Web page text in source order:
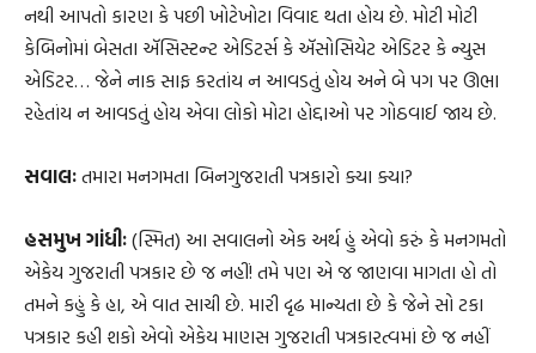
નથી આપતો કારણ કે પછી ખોટેખોટા વિવાદ થતા હોય છે. મોટી મોટી
કેબિનોમાં બેસતા ઍસિસ્ટન્ટ એડિટર્સ કે ઍસોસિયેટ એડિટર કે ન્યુસ
એડિટર… જેને નાક સાફ કરતાંય ન આવડતું હોય અને બે પગ પર ઊભા
રહેતાંય ન આવડતું હોય એવા લોકો મોટા હોદ્દાઓ પર ગોઠવાઈ જાય છે.
સવાલઃતમારા મનગમતા બિનગુજરાતી પત્રકારો ક્યા ક્યા?
હસમુખ ગાંધીઃ(સ્મિત) આ સવાલનો એક અર્થ હું એવો કરું કે મનગમતો
એકેય ગુજરાતી પત્રકાર છે જ નહીં! તમે પણ એ જ જાણવા માગતા હો તો
તમને કહું કે હા, એ વાત સાચી છે. મારી દૃઢ માન્યતા છે કે જેને સો ટકા
પત્રકાર કહી શકો એવો એકેય માણસ ગુજરાતી પત્રકારત્વમાં છે જ નહીં